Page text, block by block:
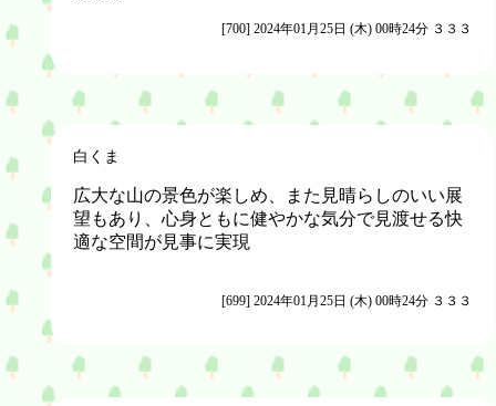
[700] 2024年01月25日 (木) 00時24分 ３３３
白くま
広大な山の景色が楽しめ、また見晴らしのいい展
望もあり、心身ともに健やかな気分で見渡せる快
適な空間が見事に実現
[699] 2024年01月25日 (木) 00時24分 ３３３